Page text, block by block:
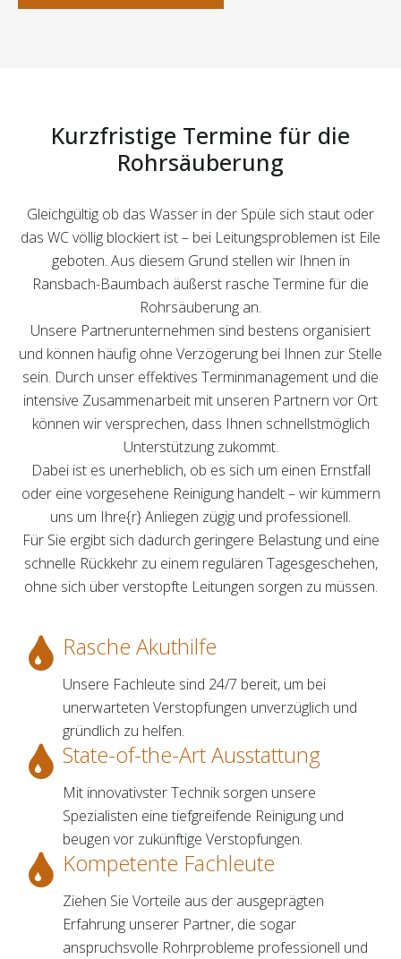
Kurzfristige Termine für die
Rohrsäuberung
Gleichgültig ob das Wasser in der Spüle sich staut oder
das WC völlig blockiert ist – bei Leitungsproblemen ist Eile
geboten. Aus diesem Grund stellen wir Ihnen in
Ransbach-Baumbach äußerst rasche Termine für die
Rohrsäuberung an.
Unsere Partnerunternehmen sind bestens organisiert
und können häufig ohne Verzögerung bei Ihnen zur Stelle
sein. Durch unser effektives Terminmanagement und die
intensive Zusammenarbeit mit unseren Partnern vor Ort
können wir versprechen, dass Ihnen schnellstmöglich
Unterstützung zukommt.
Dabei ist es unerheblich, ob es sich um einen Ernstfall
oder eine vorgesehene Reinigung handelt – wir kümmern
uns um Ihre{r} Anliegen zügig und professionell.
Für Sie ergibt sich dadurch geringere Belastung und eine
schnelle Rückkehr zu einem regulären Tagesgeschehen,
ohne sich über verstopfte Leitungen sorgen zu müssen.
Rasche Akuthilfe
Unsere Fachleute sind 24/7 bereit, um bei
unerwarteten Verstopfungen unverzüglich und
gründlich zu helfen.
State-of-the-Art Ausstattung
Mit innovativster Technik sorgen unsere
Spezialisten eine tiefgreifende Reinigung und
beugen vor zukünftige Verstopfungen.
Kompetente Fachleute
Ziehen Sie Vorteile aus der ausgeprägten
Erfahrung unserer Partner, die sogar
anspruchsvolle Rohrprobleme professionell und